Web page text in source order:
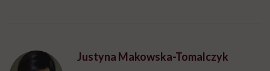
Justyna Makowska-Tomalczyk